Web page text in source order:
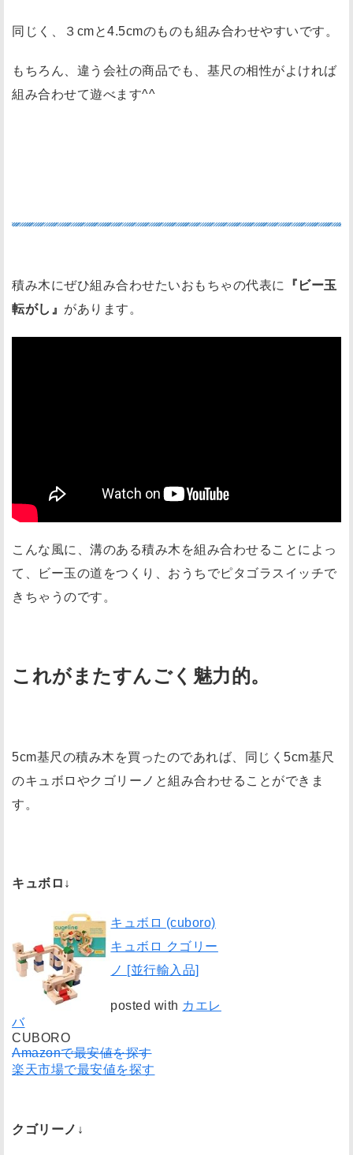
同じく、３cmと4.5cmのものも組み合わせやすいです。
もちろん、違う会社の商品でも、基尺の相性がよければ
組み合わせて遊べます^^
積み木にぜひ組み合わせたいおもちゃの代表に
『ビー玉
転がし』 があります。
こんな風に、溝のある積み木を組み合わせることによっ
て、ビー玉の道をつくり、おうちでピタゴラスイッチで
きちゃうのです。
これがまたすんごく魅力的。
5cm基尺の積み木を買ったのであれば、同じく5cm基尺
のキュボロやクゴリーノと組み合わせることができま
す。
キュボロ↓
キュボロ (cuboro)
キュボロ クゴリー
ノ [並行輸入品]
posted with カエレ
バ
CUBORO
Amazonで最安値を探す
楽天市場で最安値を探す
クゴリーノ↓